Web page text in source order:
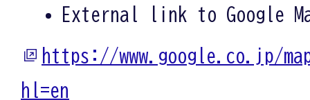
External link to Google
https://www.google.co.jp/
hl=en